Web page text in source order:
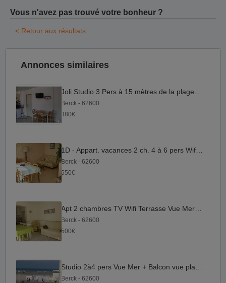
Vous n'avez pas trouvé votre bonheur ?
< Retour aux résultats
Annonces similaires
Berck - 62600
380€
Berck - 62600
550€
Berck - 62600
500€
Berck - 62600